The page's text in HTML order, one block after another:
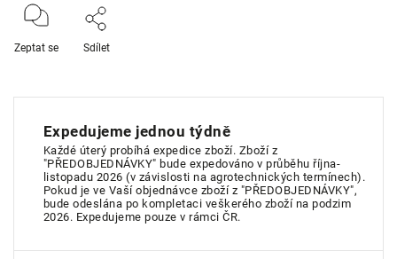
Zeptat se Sdílet
Expedujeme jednou týdně
Každé úterý probíhá expedice zboží. Zboží z
"PŘEDOBJEDNÁVKY" bude expedováno v průběhu října-
listopadu 2026 (v závislosti na agrotechnických termínech).
Pokud je ve Vaší objednávce zboží z "PŘEDOBJEDNÁVKY",
bude odeslána po kompletaci veškerého zboží na podzim
2026. Expedujeme pouze v rámci ČR.